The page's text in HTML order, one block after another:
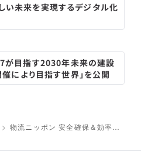
目指す2030年未来の建設
により目指す世界」を公開
物流ニッポン 安全確保＆効率化